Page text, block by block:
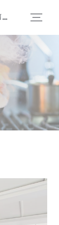
RESTAURANT LES ROCHES MARINES